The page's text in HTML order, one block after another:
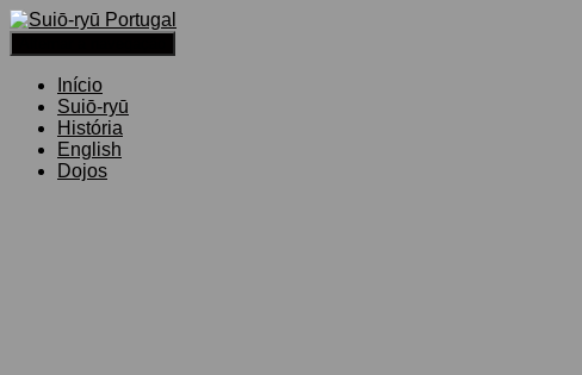
Início
Suiō-ryū
História
English
Dojos